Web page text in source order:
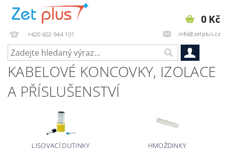
+420 602 944 101 info@zetplus.cz
0 Kč
KABELOVÉ KONCOVKY, IZOLACE
A PŘÍSLUŠENSTVÍ
LISOVACÍ DUTINKY HMOŽDINKY